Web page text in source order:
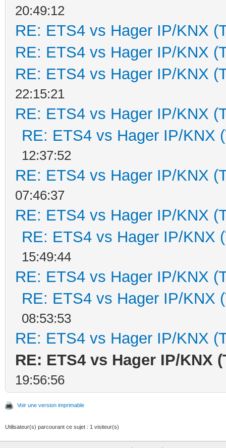
20:49:12
RE: ETS4 vs Hager IP/KNX
RE: ETS4 vs Hager IP/KNX
RE: ETS4 vs Hager IP/KNX
22:15:21
RE: ETS4 vs Hager IP/KNX
RE: ETS4 vs Hager IP/KNX
12:37:52
RE: ETS4 vs Hager IP/KNX
07:46:37
RE: ETS4 vs Hager IP/KNX
RE: ETS4 vs Hager IP/KNX
15:49:44
RE: ETS4 vs Hager IP/KNX
RE: ETS4 vs Hager IP/KNX
08:53:53
RE: ETS4 vs Hager IP/KNX
RE: ETS4 vs Hager IP/KNX
19:56:56
Voir une version imprimable
Utilisateur(s) parcourant ce sujet : 1 visiteur(s)